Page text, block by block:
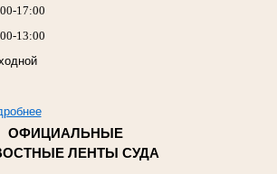
17:00
13:00
ОФИЦИАЛЬНЫЕ
ЛЕНТЫ СУДА